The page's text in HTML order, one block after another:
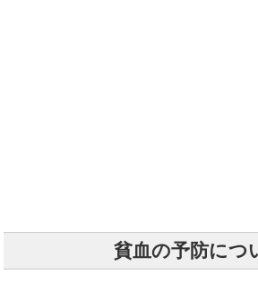
貧血の予防につ